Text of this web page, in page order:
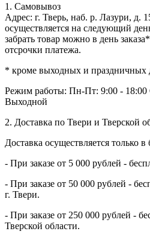
1. Самовывоз
Адрес: г. Тверь, наб. р. Лазури, д.
осуществляется на следующий
забрать товар можно в день
отсрочки платежа.
* кроме выходных и праздничных
Режим работы: Пн-Пт: 9:00 - 18:00
Выходной
2. Доставка по Твери и Тверской
Доставка осуществляется только в
- При заказе от 5 000 рублей -
- При заказе от 50 000 рублей -
г. Твери.
- При заказе от 250 000 рублей -
Тверской области.